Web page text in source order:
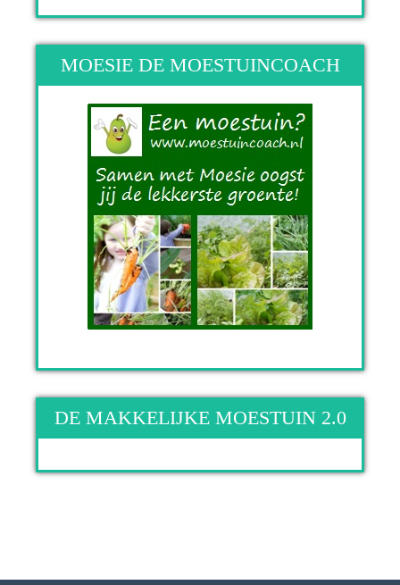
MOESIE DE MOESTUINCOACH
DE MAKKELIJKE MOESTUIN 2.0